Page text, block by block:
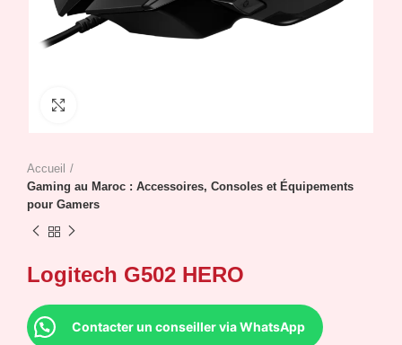
Accueil
Gaming au Maroc : Accessoires, Consoles et Équipements
pour Gamers
Logitech G502 HERO
Contacter un conseiller via WhatsApp